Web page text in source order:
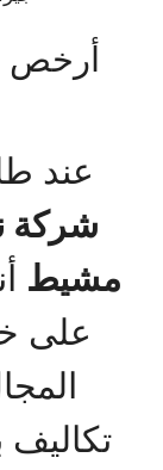
أرخص
عند
مشيط
على